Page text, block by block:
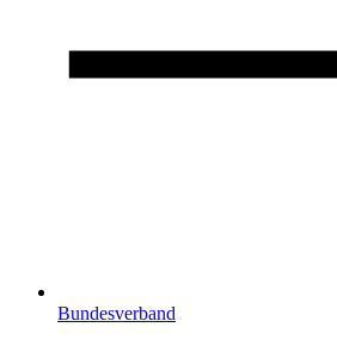
Bundesverband